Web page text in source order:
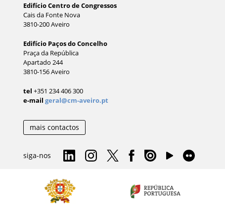
Edifício Centro de Congressos
Cais da Fonte Nova
3810-200 Aveiro
Edifício Paços do Concelho
Praça da República
Apartado 244
3810-156 Aveiro
tel +351 234 406 300
e-mail geral@cm-aveiro.pt
mais contactos
siga-nos